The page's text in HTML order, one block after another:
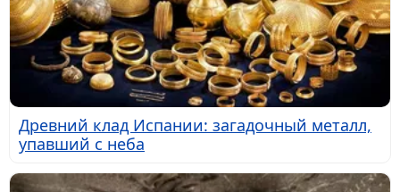
Древний клад Испании: загадочный металл,
упавший с неба